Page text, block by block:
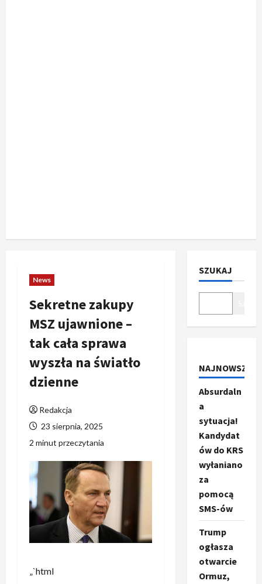
News
Sekretne zakupy
MSZ ujawnione –
tak cała sprawa
wyszła na światło
dzienne
Redakcja
23 sierpnia, 2025
2 minut przeczytania
„`html
SZUKAJ
NAJNOWSZE
Absurdaln
a
sytuacja!
Kandydat
ów do KRS
wyłaniano
za
pomocą
SMS-ów
Trump
ogłasza
otwarcie
Ormuz,